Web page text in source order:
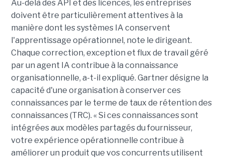
Au-delà des API et des licences, les entreprises
doivent être particulièrement attentives à la
manière dont les systèmes IA conservent
l'apprentissage opérationnel, note le dirigeant.
Chaque correction, exception et flux de travail géré
par un agent IA contribue à la connaissance
organisationnelle, a-t-il expliqué. Gartner désigne la
capacité d'une organisation à conserver ces
connaissances par le terme de taux de rétention des
connaissances (TRC). « Si ces connaissances sont
intégrées aux modèles partagés du fournisseur,
votre expérience opérationnelle contribue à
améliorer un produit que vos concurrents utilisent